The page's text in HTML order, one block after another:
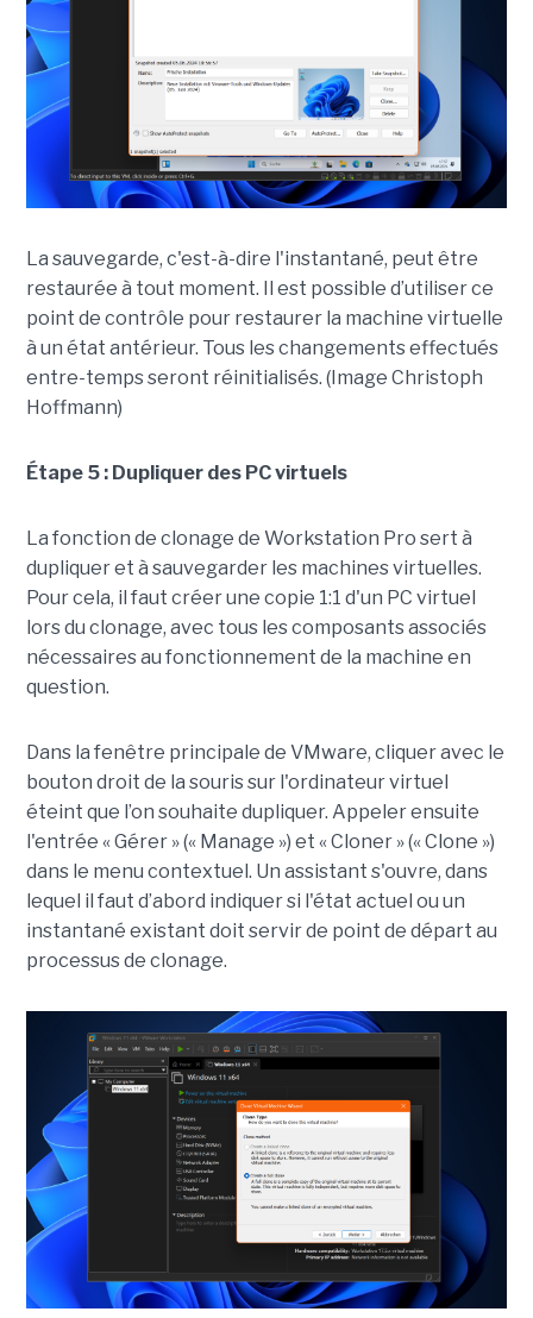
La sauvegarde, c'est-à-dire l'instantané, peut être
restaurée à tout moment. Il est possible d’utiliser ce
point de contrôle pour restaurer la machine virtuelle
à un état antérieur. Tous les changements effectués
entre-temps seront réinitialisés. (Image Christoph
Hoffmann)
Étape 5 : Dupliquer des PC virtuels
La fonction de clonage de Workstation Pro sert à
dupliquer et à sauvegarder les machines virtuelles.
Pour cela, il faut créer une copie 1:1 d'un PC virtuel
lors du clonage, avec tous les composants associés
nécessaires au fonctionnement de la machine en
question.
Dans la fenêtre principale de VMware, cliquer avec le
bouton droit de la souris sur l'ordinateur virtuel
éteint que l’on souhaite dupliquer. Appeler ensuite
l'entrée « Gérer » (« Manage ») et « Cloner » (« Clone »)
dans le menu contextuel. Un assistant s'ouvre, dans
lequel il faut d’abord indiquer si l'état actuel ou un
instantané existant doit servir de point de départ au
processus de clonage.